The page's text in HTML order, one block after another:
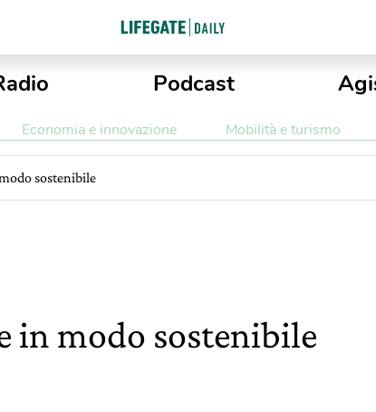
Podcast
Economia e innovazione Mobilità e turismo
sostenibile
in modo sostenibile